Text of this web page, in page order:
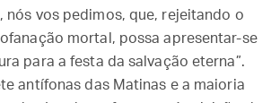
nós vos pedimos, que, rejeitando o
mortal, possa apresentar-se
para a festa da salvação eterna”.
antífonas das Matinas e a maioria